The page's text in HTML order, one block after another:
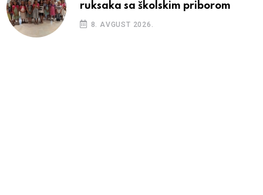
ruksaka sa školskim priborom
8. AVGUST 2026.